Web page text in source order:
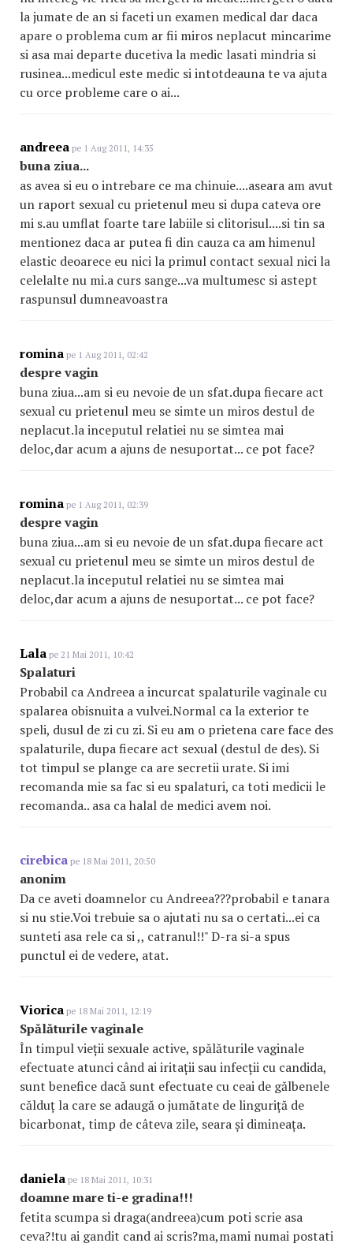
la jumate de an si faceti un examen medical dar daca
apare o problema cum ar fii miros neplacut mincarime
si asa mai departe ducetiva la medic lasati mindria si
rusinea...medicul este medic si intotdeauna te va ajuta
cu orce probleme care o ai...
andreea pe 1 Aug 2011, 14:35
buna ziua...
as avea si eu o intrebare ce ma chinuie....aseara am avut
un raport sexual cu prietenul meu si dupa cateva ore
mi s.au umflat foarte tare labiile si clitorisul....si tin sa
mentionez daca ar putea fi din cauza ca am himenul
elastic deoarece eu nici la primul contact sexual nici la
celelalte nu mi.a curs sange...va multumesc si astept
raspunsul dumneavoastra
romina pe 1 Aug 2011, 02:42
despre vagin
buna ziua...am si eu nevoie de un sfat.dupa fiecare act
sexual cu prietenul meu se simte un miros destul de
neplacut.la inceputul relatiei nu se simtea mai
deloc,dar acum a ajuns de nesuportat... ce pot face?
romina pe 1 Aug 2011, 02:39
despre vagin
buna ziua...am si eu nevoie de un sfat.dupa fiecare act
sexual cu prietenul meu se simte un miros destul de
neplacut.la inceputul relatiei nu se simtea mai
deloc,dar acum a ajuns de nesuportat... ce pot face?
Lala pe 21 Mai 2011, 10:42
Spalaturi
Probabil ca Andreea a incurcat spalaturile vaginale cu
spalarea obisnuita a vulvei.Normal ca la exterior te
speli, dusul de zi cu zi. Si eu am o prietena care face des
spalaturile, dupa fiecare act sexual (destul de des). Si
tot timpul se plange ca are secretii urate. Si imi
recomanda mie sa fac si eu spalaturi, ca toti medicii le
recomanda.. asa ca halal de medici avem noi.
cirebica pe 18 Mai 2011, 20:50
anonim
Da ce aveti doamnelor cu Andreea???probabil e tanara
si nu stie.Voi trebuie sa o ajutati nu sa o certati...ei ca
sunteti asa rele ca si ,, catranul!!" D-ra si-a spus
punctul ei de vedere, atat.
Viorica pe 18 Mai 2011, 12:19
Spălăturile vaginale
În timpul vieții sexuale active, spălăturile vaginale
efectuate atunci când ai iritații sau infecții cu candida,
sunt benefice dacă sunt efectuate cu ceai de gălbenele
călduț la care se adaugă o jumătate de linguriță de
bicarbonat, timp de câteva zile, seara și dimineața.
daniela pe 18 Mai 2011, 10:31
doamne mare ti-e gradina!!!
fetita scumpa si draga(andreea)cum poti scrie asa
ceva?!tu ai gandit cand ai scris?ma,mami numai postati